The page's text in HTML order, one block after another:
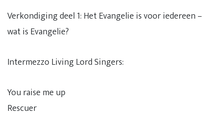
Verkondiging deel 1: Het Evangelie is voor iedereen –
wat is Evangelie?
Intermezzo Living Lord Singers:
You raise me up
Rescuer